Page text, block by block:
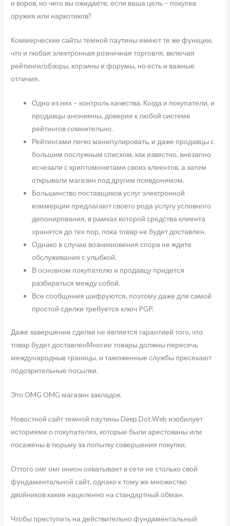
и воров, но чего вы ожидаете, если ваша цель – покупка
оружия или наркотиков?
Коммерческие сайты темной паутины имеют те же функции,
что и любая электронная розничная торговля, включая
рейтинги/обзоры, корзины и форумы, но есть и важные
отличия.
Одно из них – контроль качества. Когда и покупатели, и
продавцы анонимны, доверие к любой системе
рейтингов сомнительно.
Рейтингами легко манипулировать, и даже продавцы с
большим послужным списком, как известно, внезапно
исчезали с криптомонетами своих клиентов, а затем
открывали магазин под другим псевдонимом.
Большинство поставщиков услуг электронной
коммерции предлагают своего рода услугу условного
депонирования, в рамках которой средства клиента
хранятся до тех пор, пока товар не будет доставлен.
Однако в случае возникновения спора не ждите
обслуживания с улыбкой.
В основном покупателю и продавцу придется
разбираться между собой.
Все сообщения шифруются, поэтому даже для самой
простой сделки требуется ключ PGP.
Даже завершение сделки не является гарантией того, что
товар будет доставленМногие товары должны пересечь
международные границы, и таможенные службы пресекают
подозрительные посылки.
Это OMG OMG магазин закладок.
Новостной сайт темной паутины Deep.Dot.Web изобилует
историями о покупателях, которые были арестованы или
посажены в тюрьму за попытку совершения покупки.
Оттого омг омг онион охватывает в сети не столько свой
фундаментальной сайт, однако к тому же множество
двойников какие нацеленно на стандартный обман.
Чтобы преступить на действительно фундаментальный